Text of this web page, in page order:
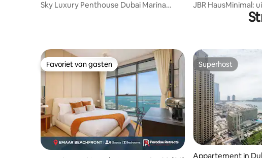
Sky Luxury Penthouse Dubai Marina
JBR HausMinimal:
jachthaven en
slaapkamerwoning
Favoriet van gasten
Favoriet van gasten Superhost
Superhost
Appartement in